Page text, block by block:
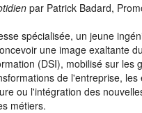
par Patrick Badard,
spécialisée, un jeune
une image exaltante
(DSI), mobilisé sur les
de l'entreprise, les
ou l'intégration des
métiers.